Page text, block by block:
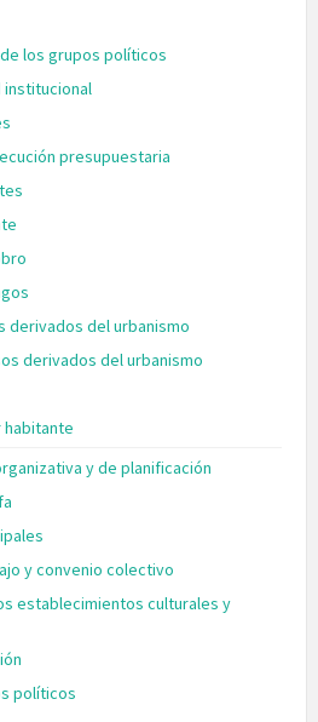
los grupos políticos
institucional
presupuestaria
derivados del urbanismo
derivados del urbanismo
y de planificación
y convenio colectivo
establecimientos culturales y
políticos